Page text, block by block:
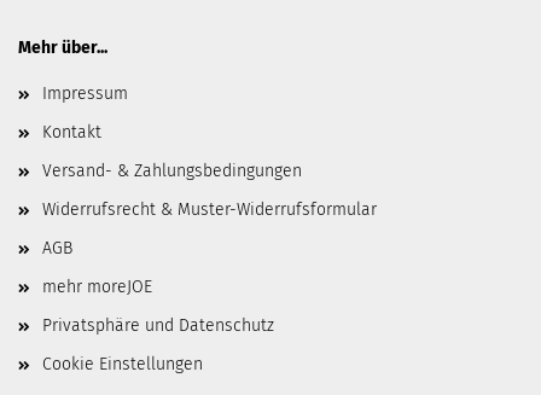
Mehr über...
Impressum
Kontakt
Versand- & Zahlungsbedingungen
Widerrufsrecht & Muster-Widerrufsformular
AGB
mehr moreJOE
Privatsphäre und Datenschutz
Cookie Einstellungen